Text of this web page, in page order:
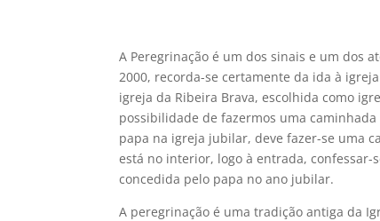
A Peregrinação é um dos sinais e um dos
2000, recorda-se certamente da ida à
igreja da Ribeira Brava, escolhida como
possibilidade de fazermos uma
papa na igreja jubilar, deve fazer-se uma
está no interior, logo à entrada,
concedida pelo papa no ano jubilar.
A peregrinação é uma tradição antiga da